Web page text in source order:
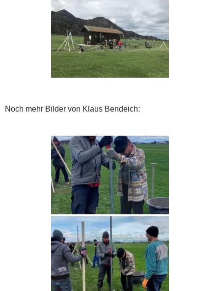
Noch mehr Bilder von Klaus Bendeich: